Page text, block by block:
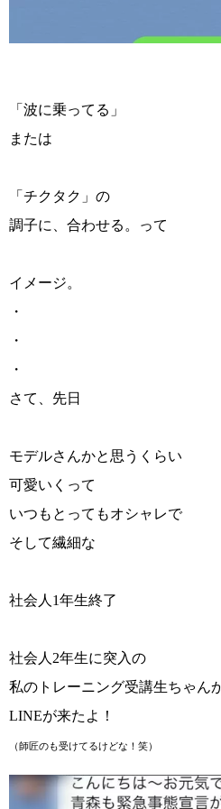
「波に乗ってる」
または
「チクタク」の
調子に、合わせる。って
イメージ。
・
・
・
さて、先日
モデルさんかと思うくらい
可愛いくって
いつもとってもオシャレで
そして繊細な
社会人1年生終了
社会人2年生に突入の
私のトレーニング受講生ちゃん
LINEが来たよ！
（師匠のも受けてるけどな！笑）